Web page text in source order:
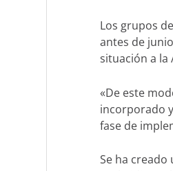
Los grupos
antes de
situación a la
«De este
incorporado
fase de
Se ha